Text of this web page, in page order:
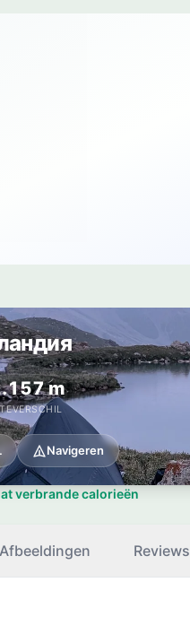
m
Navigeren
verbrande calorieën
Afbeeldingen Reviews